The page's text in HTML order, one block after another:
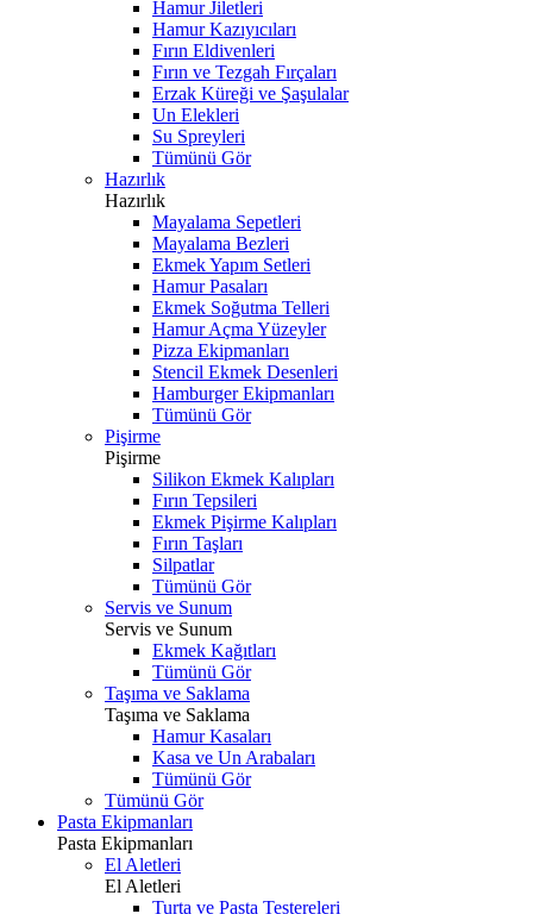
Hamur Jiletleri
Hamur Kazıyıcıları
Fırın Eldivenleri
Fırın ve Tezgah Fırçaları
Erzak Küreği ve Şaşulalar
Un Elekleri
Su Spreyleri
Tümünü Gör
Hazırlık
Hazırlık
Mayalama Sepetleri
Mayalama Bezleri
Ekmek Yapım Setleri
Hamur Pasaları
Ekmek Soğutma Telleri
Hamur Açma Yüzeyler
Pizza Ekipmanları
Stencil Ekmek Desenleri
Hamburger Ekipmanları
Tümünü Gör
Pişirme
Pişirme
Silikon Ekmek Kalıpları
Fırın Tepsileri
Ekmek Pişirme Kalıpları
Fırın Taşları
Silpatlar
Tümünü Gör
Servis ve Sunum
Servis ve Sunum
Ekmek Kağıtları
Tümünü Gör
Taşıma ve Saklama
Taşıma ve Saklama
Hamur Kasaları
Kasa ve Un Arabaları
Tümünü Gör
Tümünü Gör
Pasta Ekipmanları
Pasta Ekipmanları
El Aletleri
El Aletleri
Turta ve Pasta Testereleri